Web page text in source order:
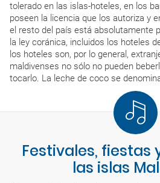
tolerado en las islas-hoteles, en los
poseen la licencia que los autoriza y
el resto del país está absolutamente
la ley coránica, incluidos los hoteles
los hoteles son, por lo general,
maldivenses no sólo no pueden
tocarlo. La leche de coco se
Festivales, fiestas
las islas